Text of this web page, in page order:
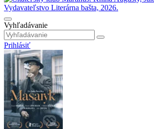
Vyhľadávanie
Prihlásiť